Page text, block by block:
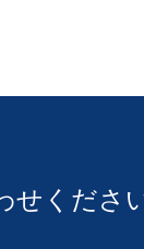
せください